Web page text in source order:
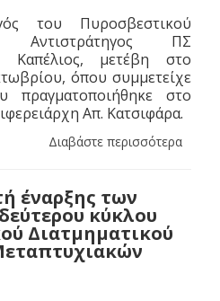
του Πυροσβεστικού
Αντιστράτηγος ΠΣ
Καπέλιος, μετέβη στο
όπου συμμετείχε
πραγματοποιήθηκε στο
Απ. Κατσιφάρα.
Διαβάστε περισσότερα
έναρξης των
κύκλου
Διατμηματικού